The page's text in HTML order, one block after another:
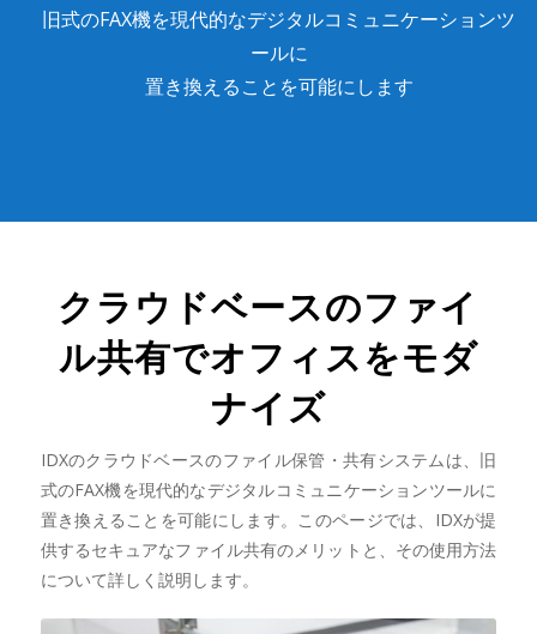
旧式のFAX機を現代的なデジタルコミュニケーションツ
ールに
置き換えることを可能にします
クラウドベースのファイ
ル共有でオフィスをモダ
ナイズ
IDXのクラウドベースのファイル保管・共有システムは、旧
式のFAX機を現代的なデジタルコミュニケーションツールに
置き換えることを可能にします。このページでは、IDXが提
供するセキュアなファイル共有のメリットと、その使用方法
について詳しく説明します。